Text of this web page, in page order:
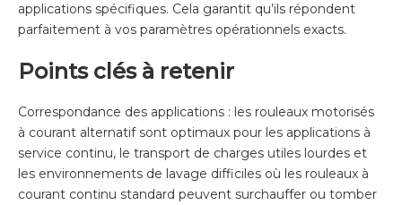
applications spécifiques. Cela garantit qu’ils répondent
parfaitement à vos paramètres opérationnels exacts.
Points clés à retenir
Correspondance des applications : les rouleaux motorisés
à courant alternatif sont optimaux pour les applications à
service continu, le transport de charges utiles lourdes et
les environnements de lavage difficiles où les rouleaux à
courant continu standard peuvent surchauffer ou tomber